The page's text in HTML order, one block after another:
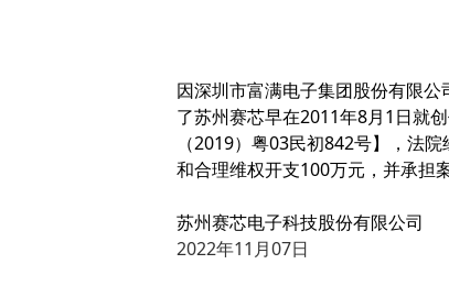
因深圳市富满电子集团股份有限
了苏州赛芯早在2011年8月1日就
（2019）粤03民初842号】，法
和合理维权开支100万元，并承担
苏州赛芯电子科技股份有限公司
2022年11月07日